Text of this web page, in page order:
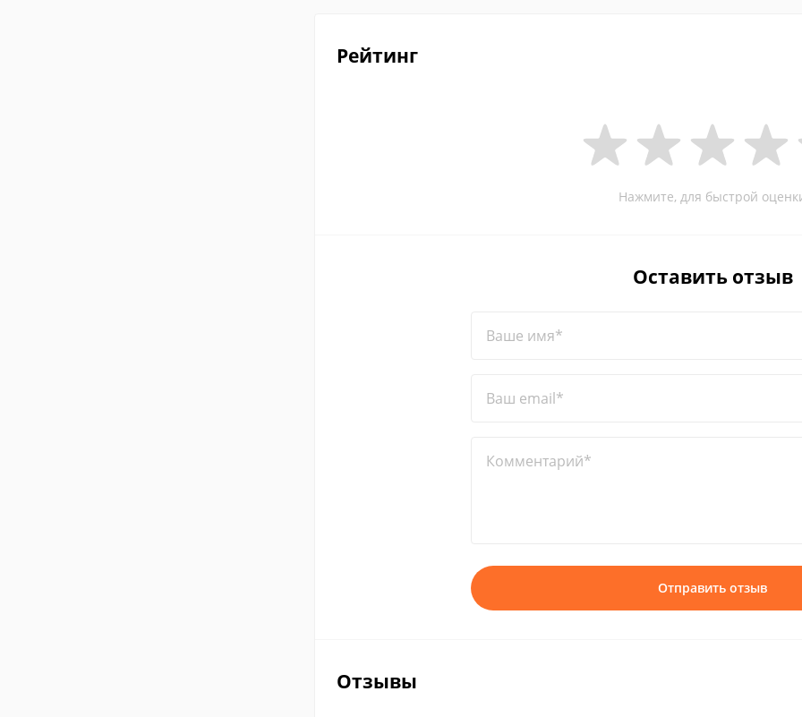
Рейтинг
Нажмите, для быстрой
Оставить отзыв
Ваше имя*
Ваш email*
Комментарий*
Отправить отзыв
Отзывы